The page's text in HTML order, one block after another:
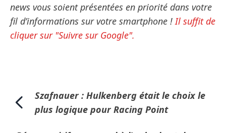
news vous soient présentées en priorité dans votre
fil d’informations sur votre smartphone !Il suffit de
cliquer sur "Suivre sur Google".
Szafnauer : Hulkenberg était le choix le
plus logique pour Racing Point